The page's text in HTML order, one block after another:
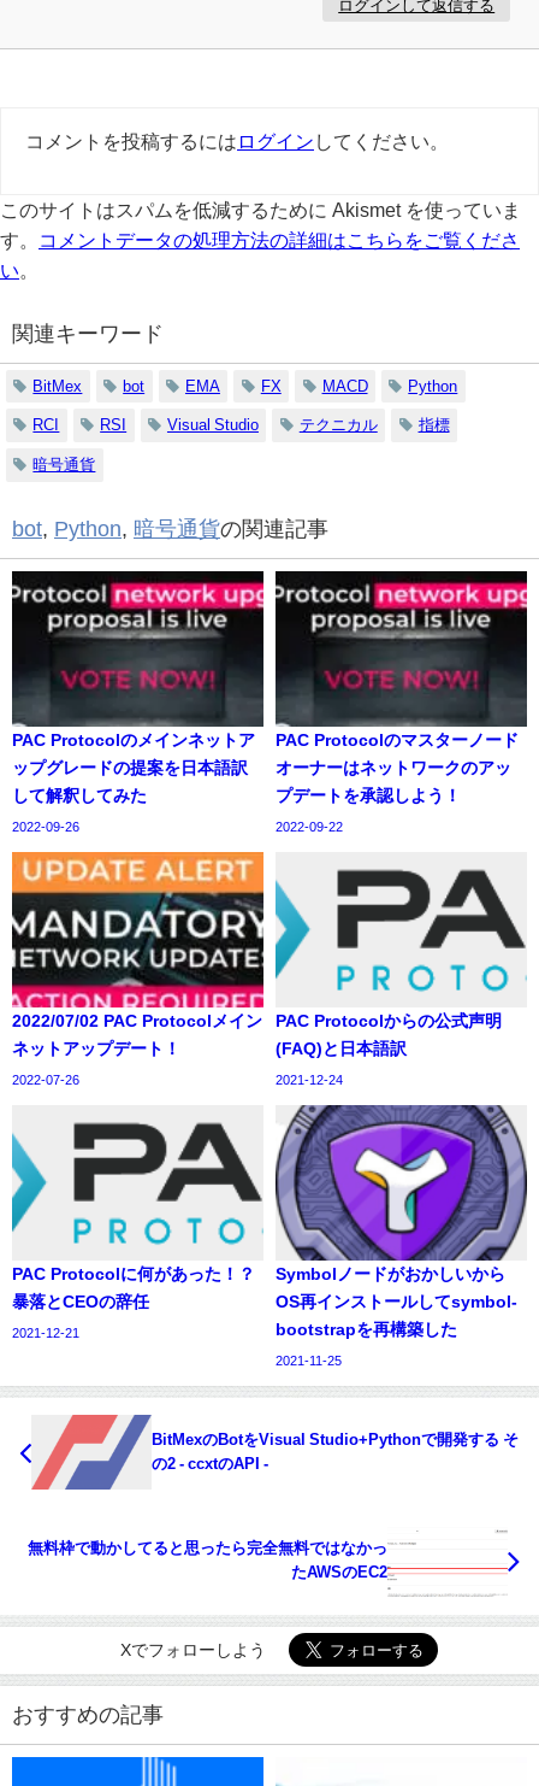
ログインして返信する
コメントを投稿するには ログイン してください。
このサイトはスパムを低減するために Akismet を使っていま
す。
コメントデータの処理方法の詳細はこちらをご覧くださ
い
関連キーワード
BitMex bot EMA FX MACD Python
RCI RSI Visual Studio テクニカル 指標
暗号通貨
bot, Python, 暗号通貨の関連記事
PAC Protocolのメインネットア
ップグレードの提案を日本語訳
して解釈してみた
2022-09-26
PAC Protocolのマスターノード
オーナーはネットワークのアッ
プデートを承認しよう！
2022-09-22
2022/07/02 PAC Protocolメイン
ネットアップデート！
2022-07-26
PAC Protocolからの公式声明
(FAQ)と日本語訳
2021-12-24
PAC Protocolに何があった！？
暴落とCEOの辞任
2021-12-21
Symbolノードがおかしいから
OS再インストールしてsymbol-
bootstrapを再構築した
2021-11-25
BitMexのBotをVisual Studio+Pythonで開発する そ
の2 - ccxtのAPI -
無料枠で動かしてると思ったら完全無料ではなかっ
たAWSのEC2
Xでフォローしよう
おすすめの記事